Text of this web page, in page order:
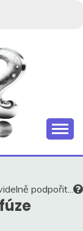
podpořit...